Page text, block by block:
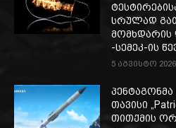
სრულად
მომხდარის
-სემეკ-ის
5 აგვისტო 2026
თავისი
თითქმის